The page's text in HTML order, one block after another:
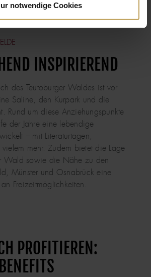
notwendige Cookies
INSPIRIEREND
des Teutoburger Waldes ist vor
Saline, den Kurpark und die
Rund um diese Anziehungspunkte
der Jahre eine lebendige
– mit Literaturtagen,
vielem mehr. Zudem bietet die Lage
Wald sowie die Nähe zu den
Münster und Osnabrück eine
Freizeitmöglichkeiten.
PROFITIEREN: